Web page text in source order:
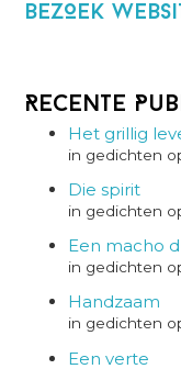
BezOek
Recente
Het grillig
in gedichten
Die spirit
in gedichten
Een macho
in gedichten
Handzaam
in gedichten
Een verte